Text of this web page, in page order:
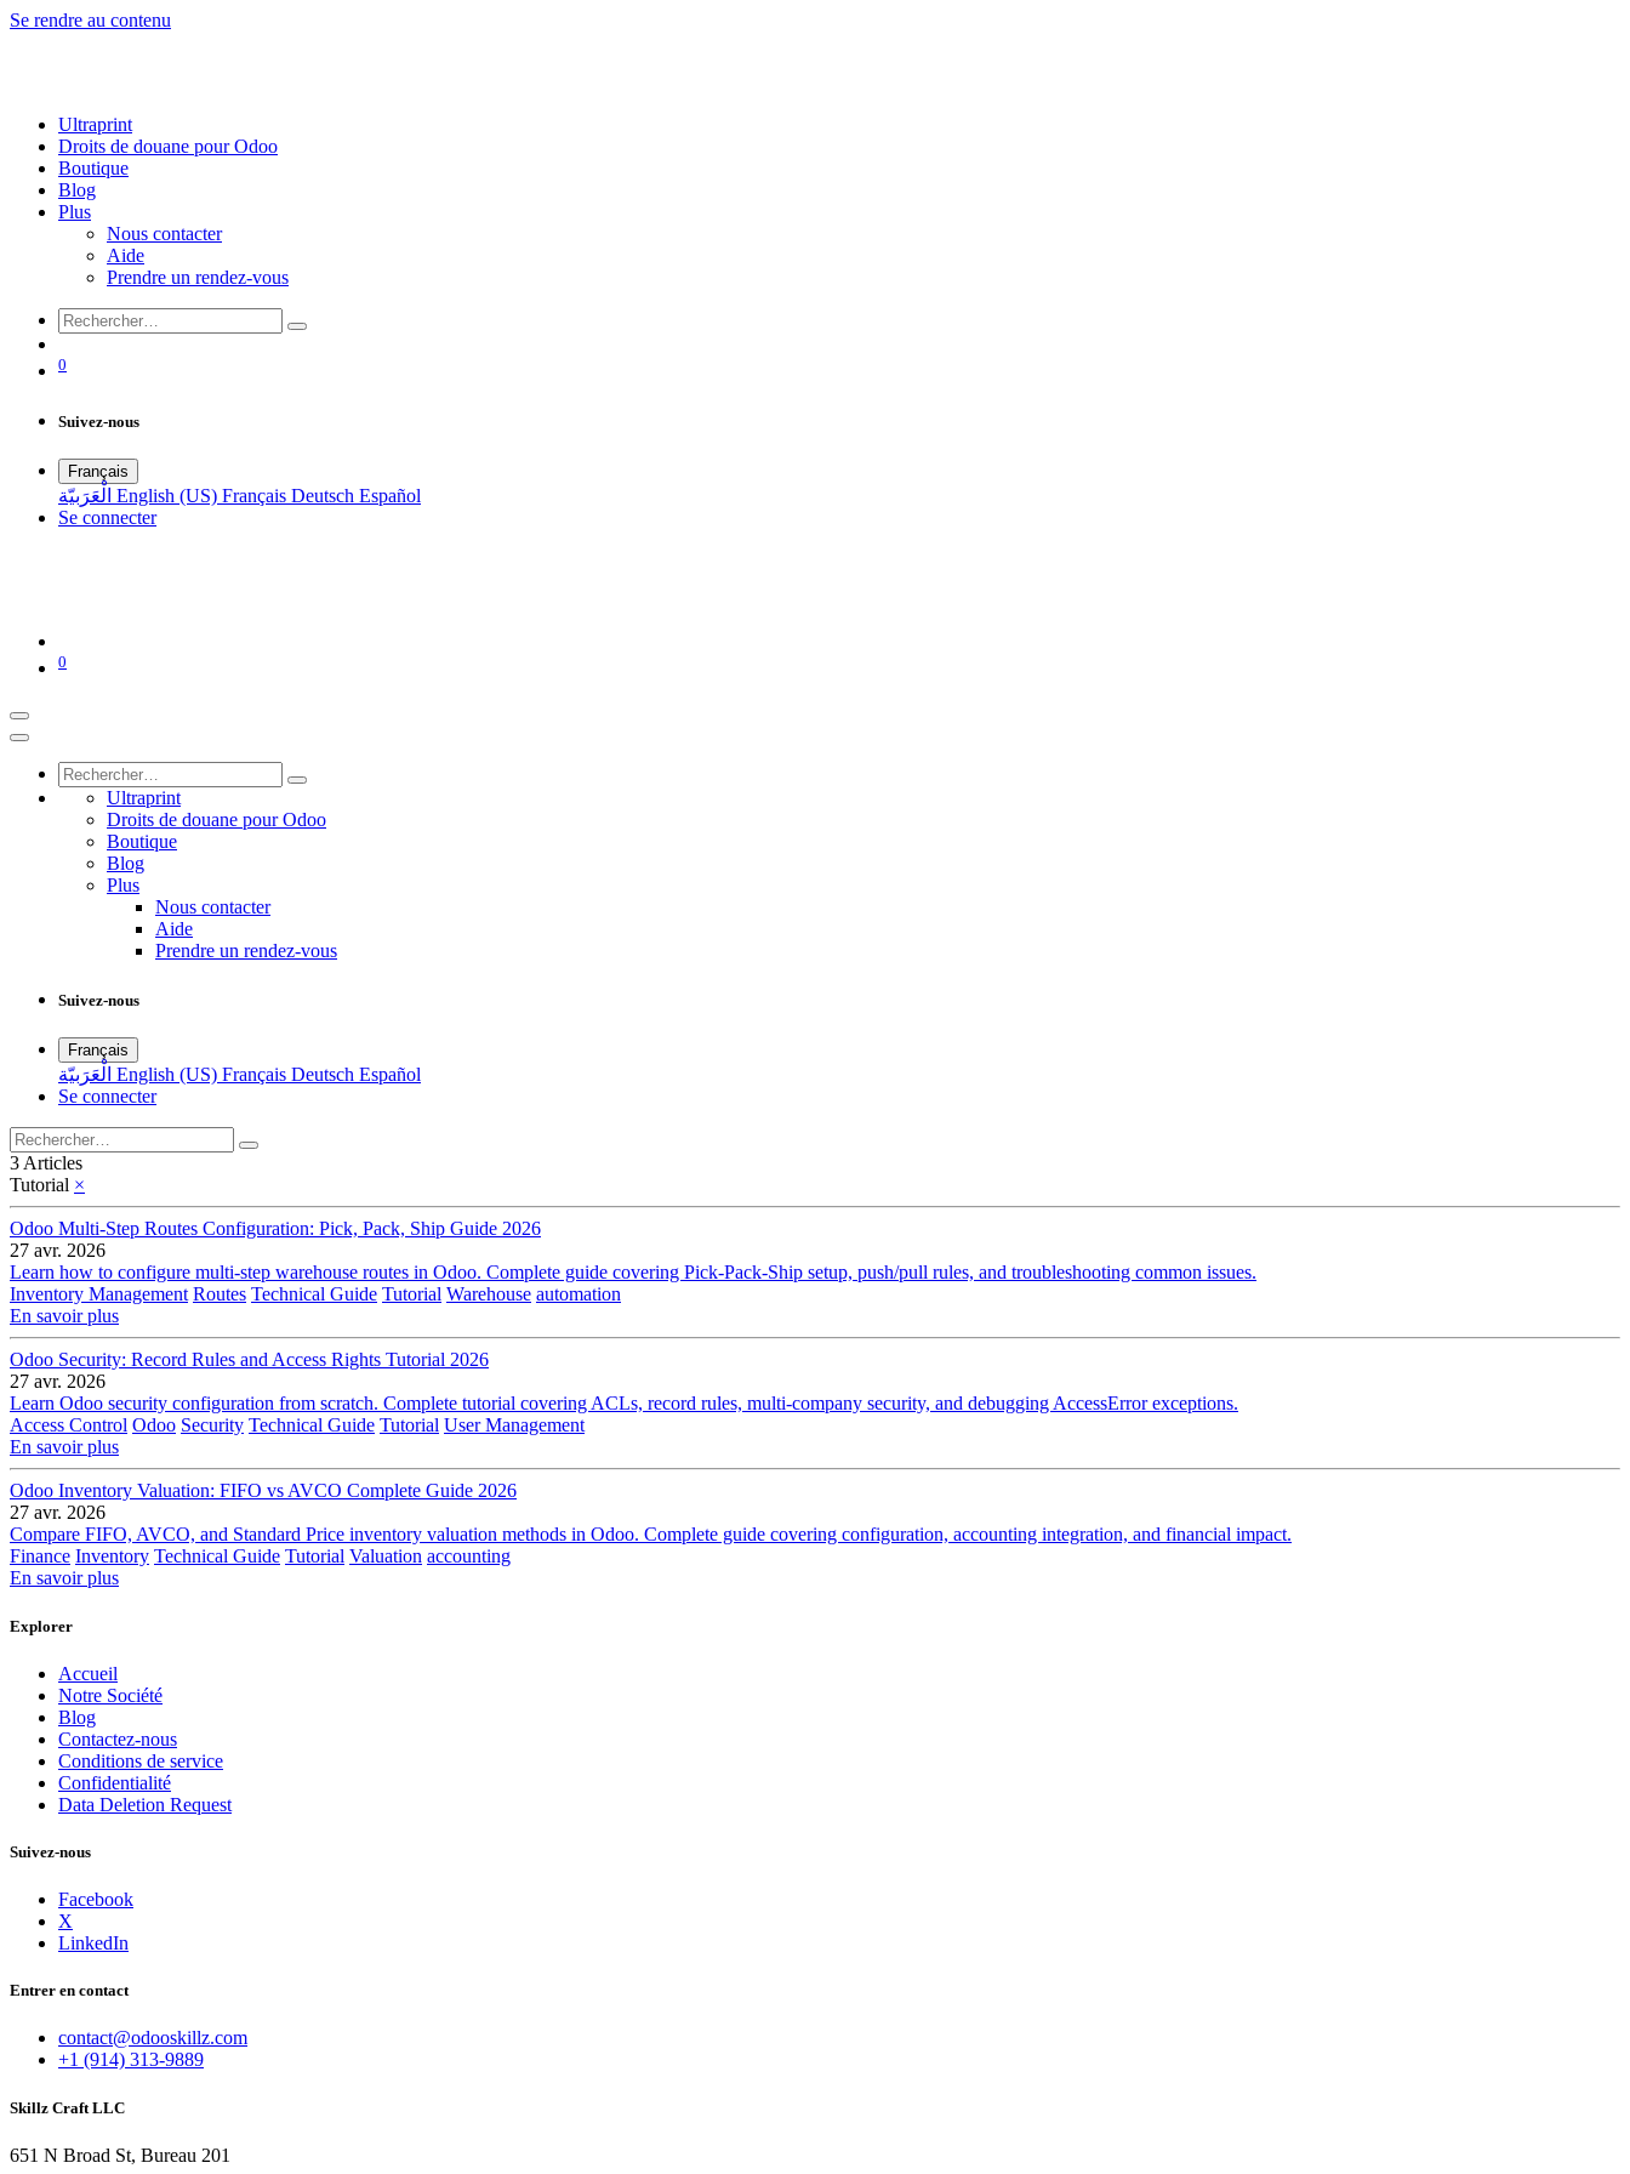
Se rendre au contenu
Ultraprint
Droits de douane pour Odoo
Boutique
Blog
Plus
Nous contacter
Aide
Prendre un rendez-vous
0
Suivez-nous
Français
الْعَرَبيّة English (US) Français Deutsch Español
Se connecter
0
Ultraprint
Droits de douane pour Odoo
Boutique
Blog
Plus
Nous contacter
Aide
Prendre un rendez-vous
Suivez-nous
Français
الْعَرَبيّة English (US) Français Deutsch Español
Se connecter
3 Articles
Tutorial ×
Odoo Multi-Step Routes Configuration: Pick, Pack, Ship Guide 2026
27 avr. 2026
Learn how to configure multi-step warehouse routes in Odoo. Complete guide covering Pick-Pack-Ship setup, push/pull rules, and troubleshooting common issues.
Inventory Management Routes Technical Guide Tutorial Warehouse automation
En savoir plus
Odoo Security: Record Rules and Access Rights Tutorial 2026
27 avr. 2026
Learn Odoo security configuration from scratch. Complete tutorial covering ACLs, record rules, multi-company security, and debugging AccessError exceptions.
Access Control Odoo Security Technical Guide Tutorial User Management
En savoir plus
Odoo Inventory Valuation: FIFO vs AVCO Complete Guide 2026
27 avr. 2026
Compare FIFO, AVCO, and Standard Price inventory valuation methods in Odoo. Complete guide covering configuration, accounting integration, and financial impact.
Finance Inventory Technical Guide Tutorial Valuation accounting
En savoir plus
Explorer
Accueil
Notre Société
Blog
Contactez-nous
Conditions de service
Confidentialité
Data Deletion Request
Suivez-nous
Facebook
X
LinkedIn
Entrer en contact
contact@odooskillz.com
+1 (914) 313-9889
Skillz Craft LLC
651 N Broad St, Bureau 201